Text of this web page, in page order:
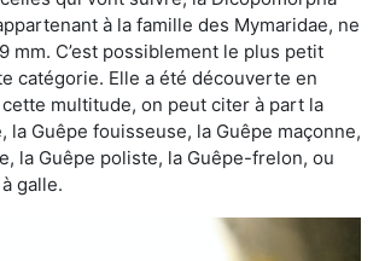
à la famille des Mymaridae, ne
mm. C’est possiblement le plus petit
catégorie. Elle a été découverte en
cette multitude, on peut citer à part la
la Guêpe fouisseuse, la Guêpe maçonne,
la Guêpe poliste, la Guêpe-frelon, ou
galle.